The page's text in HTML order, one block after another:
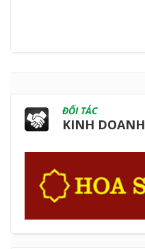
ĐỐI TÁC
KINH DOANH